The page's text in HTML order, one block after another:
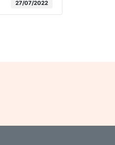
27/07/2022